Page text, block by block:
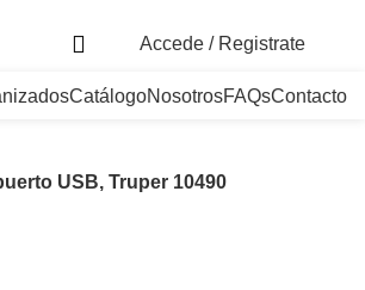
Accede / Registrate
CatálogoNosotrosFAQsContacto
USB, Truper 10490